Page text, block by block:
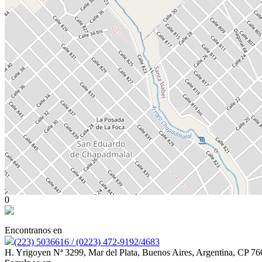
0
Encontranos en
(223) 5036616 / (0223) 472-9192/4683
H. Yrigoyen Nª 3299, Mar del Plata, Buenos Aires, Argentina, CP